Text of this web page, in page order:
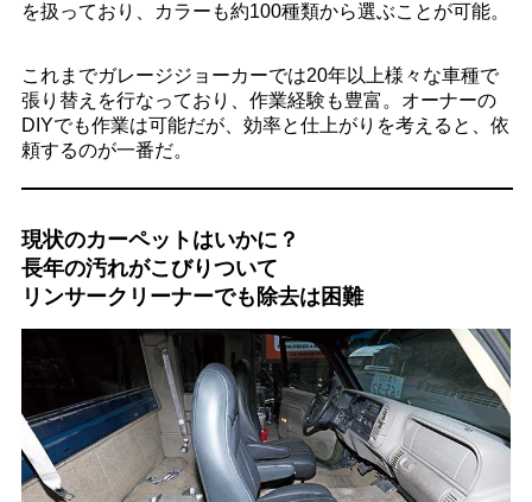
を扱っており、カラーも約100種類から選ぶことが可能。
これまでガレージジョーカーでは20年以上様々な車種で
張り替えを行なっており、作業経験も豊富。オーナーの
DIYでも作業は可能だが、効率と仕上がりを考えると、依
頼するのが一番だ。
現状のカーペットはいかに？
長年の汚れがこびりついて
リンサークリーナーでも除去は困難